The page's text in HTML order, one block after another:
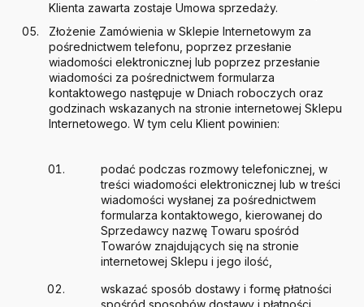
Klienta zawarta zostaje Umowa sprzedaży.
Złożenie Zamówienia w Sklepie Internetowym za
pośrednictwem telefonu, poprzez przesłanie
wiadomości elektronicznej lub poprzez przesłanie
wiadomości za pośrednictwem formularza
kontaktowego następuje w Dniach roboczych oraz
godzinach wskazanych na stronie internetowej Sklepu
Internetowego. W tym celu Klient powinien:
podać podczas rozmowy telefonicznej, w
treści wiadomości elektronicznej lub w treści
wiadomości wysłanej za pośrednictwem
formularza kontaktowego, kierowanej do
Sprzedawcy nazwę Towaru spośród
Towarów znajdujących się na stronie
internetowej Sklepu i jego ilość,
wskazać sposób dostawy i formę płatności
spośród sposobów dostawy i płatności